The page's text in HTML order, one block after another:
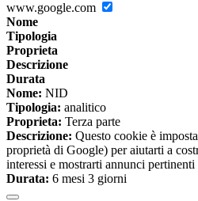
www.google.com
Nome
Tipologia
Proprieta
Descrizione
Durata
Nome: NID
Tipologia: analitico
Proprieta: Terza parte
Descrizione: Questo cookie è
proprietà di Google) per aiutarti a
interessi e mostrarti annunci
Durata: 6 mesi 3 giorni